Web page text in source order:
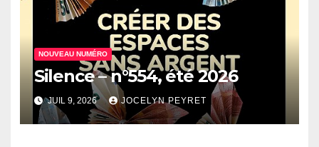
NOUVEAU NUMÉRO
Silence – n°554, été 2026
JUIL 9, 2026 JOCELYN PEYRET